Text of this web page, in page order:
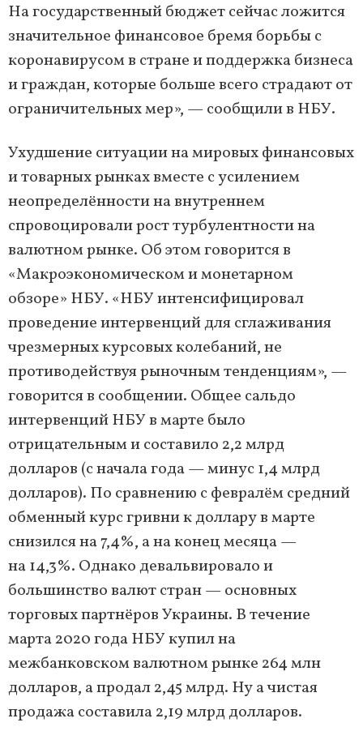
На государственный бюджет сейчас ложится
значительное финансовое бремя борьбы с
коронавирусом в стране и поддержка бизнеса
и граждан, которые больше всего страдают от
ограничительных мер», — сообщили в НБУ.
Ухудшение ситуации на мировых финансовых
и товарных рынках вместе с усилением
неопределённости на внутреннем
спровоцировали рост турбулентности на
валютном рынке. Об этом говорится в
«Макроэкономическом и монетарном
обзоре» НБУ. «НБУ интенсифицировал
проведение интервенций для сглаживания
чрезмерных курсовых колебаний, не
противодействуя рыночным тенденциям», —
говорится в сообщении. Общее сальдо
интервенций НБУ в марте было
отрицательным и составило 2,2 млрд
долларов (с начала года — минус 1,4 млрд
долларов). По сравнению с февралём средний
обменный курс гривни к доллару в марте
снизился на 7,4%, а на конец месяца —
на 14,3%. Однако девальвировало и
большинство валют стран — основных
торговых партнёров Украины. В течение
марта 2020 года НБУ купил на
межбанковском валютном рынке 264 млн
долларов, а продал 2,45 млрд. Ну а чистая
продажа составила 2,19 млрд долларов.